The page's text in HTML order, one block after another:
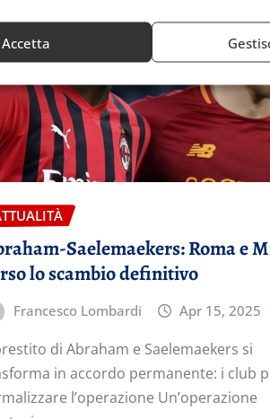
Accetta
Saelemaekers: Roma e
lo scambio definitivo
Francesco Lombardi Apr 15, 2025
di Abraham e Saelemaekers si
in accordo permanente: i club
l’operazione Un’operazione